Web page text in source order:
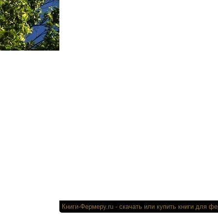
Книги-Фермеру.ru - скачать или